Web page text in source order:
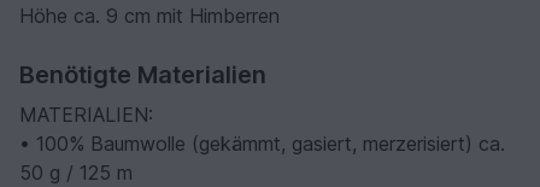
Höhe ca. 9 cm mit Himberren
Benötigte Materialien
MATERIALIEN:
• 100% Baumwolle (gekämmt, gasiert, merzerisiert) ca.
50 g / 125 m